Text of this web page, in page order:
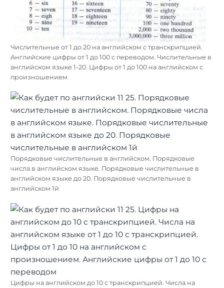
Числительные от 1 до 20 на английском с транскрипцией.
Английские цифры от 1 до 100 с переводом. Числительные в
английском языке 1-20. Цифры от 1 до 100 на английском с
произношением
Порядковые числительные в английском. Порядковые
числа в английском языке. Порядковые числительные в
английском языке до 20. Порядковые числительные в
английском 1й
Цифры на английском до 10 с транскрипцией. Числа на